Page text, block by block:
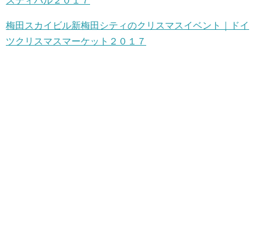
梅田スカイビル新梅田シティのクリスマスイベント｜ドイ
ツクリスマスマーケット２０１７